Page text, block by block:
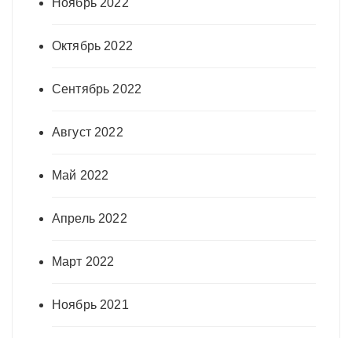
Ноябрь 2022
Октябрь 2022
Сентябрь 2022
Август 2022
Май 2022
Апрель 2022
Март 2022
Ноябрь 2021